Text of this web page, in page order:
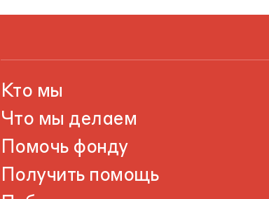
Кто мы
Что мы делаем
Помочь фонду
Получить помощь